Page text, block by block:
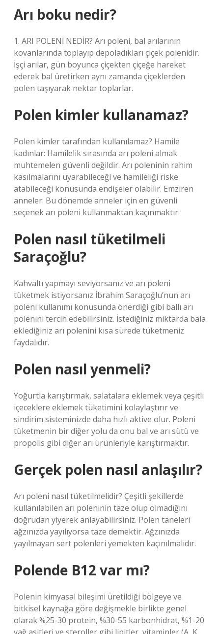
Arı boku nedir?
1. ARI POLENİ NEDİR? Arı poleni, bal arılarının
kovanlarında toplayıp depoladıkları çiçek polenidir.
İşçi arılar, gün boyunca çiçekten çiçeğe hareket
ederek bal üretirken aynı zamanda çiçeklerden
polen taşıyarak nektar toplarlar.
Polen kimler kullanamaz?
Polen kimler tarafından kullanılamaz? Hamile
kadınlar: Hamilelik sırasında arı poleni almak
muhtemelen güvenli değildir. Arı poleninin rahim
kasılmalarını uyarabileceği ve hamileliği riske
atabileceği konusunda endişeler olabilir. Emziren
anneler: Bu dönemde anneler için en güvenli
seçenek arı poleni kullanmaktan kaçınmaktır.
Polen nasıl tüketilmeli
Saraçoğlu?
Kahvaltı yapmayı seviyorsanız ve arı poleni
tüketmek istiyorsanız İbrahim Saraçoğlu’nun arı
poleni kullanımı konusunda önerdiği gibi ballı arı
polenini tercih edebilirsiniz. İstediğiniz miktarda bala
eklediğiniz arı polenini kısa sürede tüketmeniz
faydalıdır.
Polen nasıl yenmeli?
Yoğurtla karıştırmak, salatalara eklemek veya çeşitli
içeceklere eklemek tüketimini kolaylaştırır ve
sindirim sisteminizde daha hızlı aktive olur. Poleni
tüketmenin bir diğer yolu da onu bal ve arı sütü ve
propolis gibi diğer arı ürünleriyle karıştırmaktır.
Gerçek polen nasıl anlaşılır?
Arı poleni nasıl tüketilmelidir? Çeşitli şekillerde
kullanılabilen arı poleninin taze olup olmadığını
doğrudan yiyerek anlayabilirsiniz. Polen taneleri
ağzınızda yayılıyorsa taze demektir. Ağzınızda
yayılmayan sert polenleri yemekten kaçınılmalıdır.
Polende B12 var mı?
Polenin kimyasal bileşimi üretildiği bölgeye ve
bitkisel kaynağa göre değişmekle birlikte genel
olarak %25-30 protein, %30-55 karbonhidrat, %1-20